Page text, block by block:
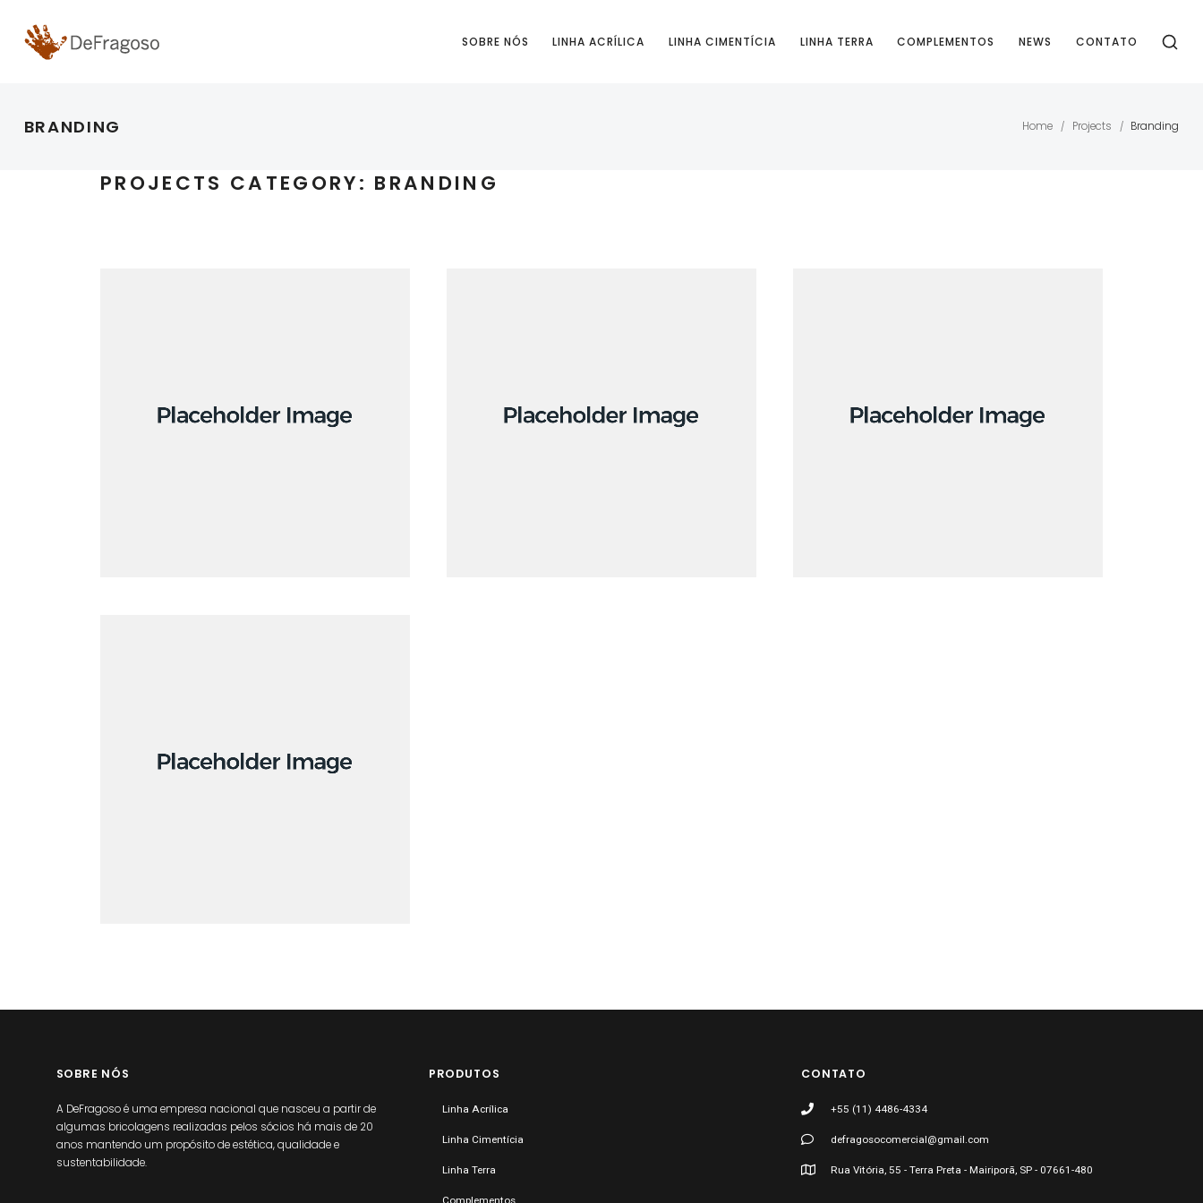
SOBRE NÓS LINHA ACRÍLICA LINHA CIMENTÍCIA LINHA TERRA COMPLEMENTOS NEWS CONTATO
BRANDING Home / Projects / Branding
PROJECTS CATEGORY: BRANDING
SOBRE NÓS
A DeFragoso é uma empresa nacional que nasceu a partir de
algumas bricolagens realizadas pelos sócios há mais de 20
anos mantendo um propósito de estética, qualidade e
sustentabilidade.
PRODUTOS
Linha Acrílica
Linha Cimentícia
Linha Terra
Complementos
CONTATO
+55 (11) 4486-4334
defragosocomercial@gmail.com
Rua Vitória, 55 - Terra Preta - Mairiporã, SP - 07661-480